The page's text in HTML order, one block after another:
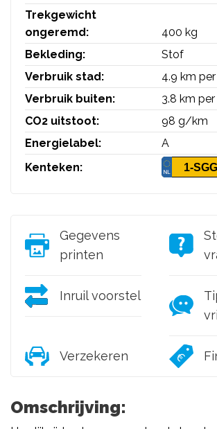
Trekgewicht
ongeremd:
400 kg
Bekleding:
Stof
Verbruik stad:
4.9 km
Verbruik buiten:
3.8 km
CO2 uitstoot:
98 g/km
Energielabel:
A
Kenteken:
1-
Gegevens
printen
Inruil voorstel
Verzekeren
Omschrijving: